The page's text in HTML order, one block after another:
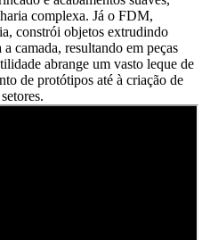
complexa. Já o FDM,
constrói objetos extrudindo
camada, resultando em peças
abrange um vasto leque de
de protótipos até à criação de